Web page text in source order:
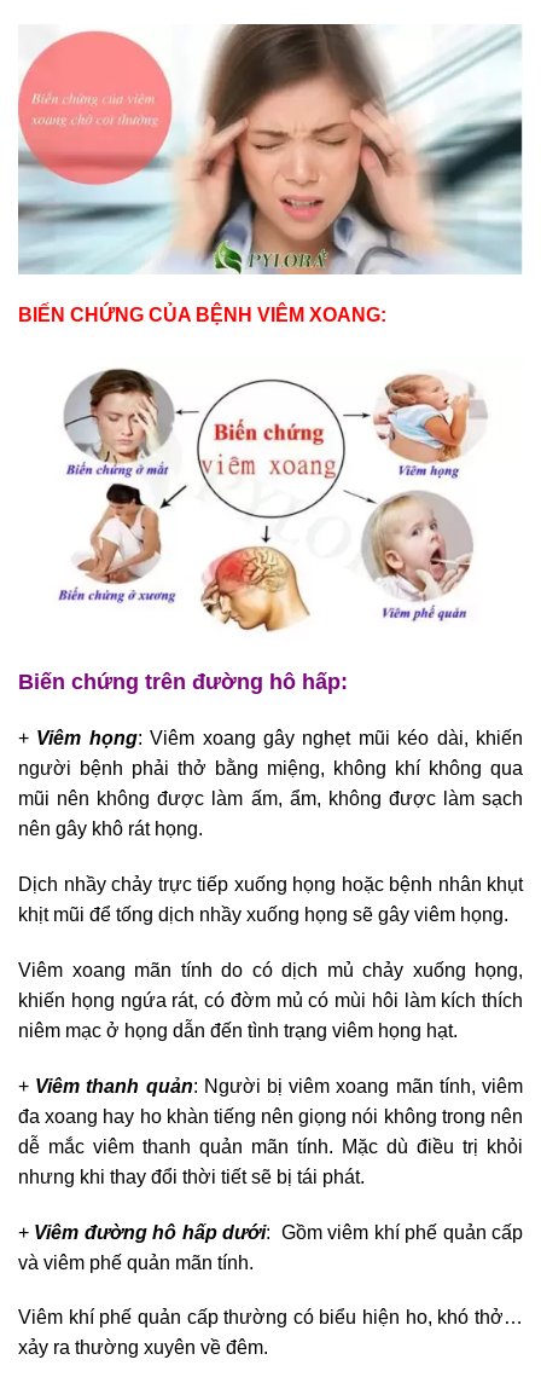
BIẾN CHỨNG CỦA BỆNH VIÊM XOANG:
Biến chứng trên đường hô hấp:
+ Viêm họng: Viêm xoang gây nghẹt mũi kéo dài, khiến
người bệnh phải thở bằng miệng, không khí không qua
mũi nên không được làm ấm, ẩm, không được làm sạch
nên gây khô rát họng.
Dịch nhầy chảy trực tiếp xuống họng hoặc bệnh nhân khụt
khịt mũi để tống dịch nhầy xuống họng sẽ gây viêm họng.
Viêm xoang mãn tính do có dịch mủ chảy xuống họng,
khiến họng ngứa rát, có đờm mủ có mùi hôi làm kích thích
niêm mạc ở họng dẫn đến tình trạng viêm họng hạt.
+ Viêm thanh quản: Người bị viêm xoang mãn tính, viêm
đa xoang hay ho khàn tiếng nên giọng nói không trong nên
dễ mắc viêm thanh quản mãn tính. Mặc dù điều trị khỏi
nhưng khi thay đổi thời tiết sẽ bị tái phát.
+ Viêm đường hô hấp dưới: Gồm viêm khí phế quản cấp
và viêm phế quản mãn tính.
Viêm khí phế quản cấp thường có biểu hiện ho, khó thở…
xảy ra thường xuyên về đêm.